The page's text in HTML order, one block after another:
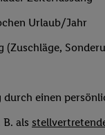
Urlaub/Jahr
einen
als
auch Ihre in einen
Zudem erlauben Sie
Adresse und einer
Lidl-Diensten zu